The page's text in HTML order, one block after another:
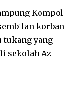
Kompol
korban
tukang yang
sekolah Az